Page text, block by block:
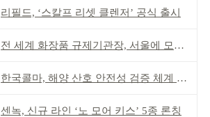
리필드, ‘스칼프 리셋 클렌저’ 공식 출시
전 세계 화장품 규제기관장, 서울에 모인다
한국콜마, 해양 산호 안전성 검증 체계 구축
센녹, 신규 라인 ‘노 모어 키스’ 5종 론칭